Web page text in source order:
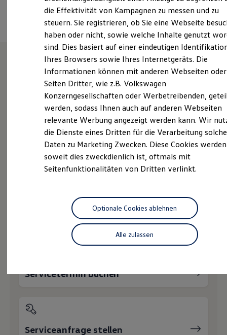
Garantie und Lebensdauer
Nachhaltigkeit
Technologie
Kosten und Kauf
Verbrauchskosten
Kaufoptionen
E-Auto-Förderung
Software und Konnektivität
ID. Software Versionen und Updates
Digitale Extras
Schnittstellen zu Ihrem ID.
Hybridautos
Marke und Erlebnis
Volkswagen R und R Experience
R-Modelle
Driving Experience
Volkswagen entdecken
Lifestyle Shop
T-Roc Kollektion
Golf Kollektion
ID. Kollektion
Volkswagen Kollektion
R-Kollektion
#wedriveproud
Inspektion und HU/AU
Ansprechpartner
Wie können wir
Ihnen weiterhelfen?
Probefahrt vereinbaren
Fahrzeugangebot anfordern
Servicetermin buchen
Serviceanfrage stellen
die Effektivität von Kampagnen zu messen und zu
steuern. Sie registrieren, ob Sie eine Webseite
haben oder nicht, sowie welche Inhalte genutzt
sind. Dies basiert auf einer eindeutigen
Ihres Browsers sowie Ihres Internetgeräts. Die
Informationen können mit anderen Webseiten oder
Seiten Dritter, wie z.B. Volkswagen
Konzerngesellschaften oder Werbetreibenden,
werden, sodass Ihnen auch auf anderen Webseiten
relevante Werbung angezeigt werden kann. Wir
die Dienste eines Dritten für die Verarbeitung
Daten zu Marketing Zwecken. Diese Cookies
soweit dies zweckdienlich ist, oftmals mit
Seitenfunktionalitäten von Dritten verlinkt.
Alle zulassen
Optionale Cookies ablehnen